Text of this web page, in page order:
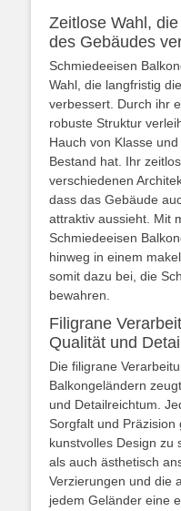
Zeitlose Wahl,
des Gebäudes
Schmiedeeisen
Wahl, die langfristig
verbessert. Durch ihr
robuste Struktur
Hauch von Klasse
Bestand hat. Ihr
verschiedenen
dass das Gebäude
attraktiv aussieht. Mit
Schmiedeeisen
hinweg in einem
somit dazu bei, die
bewahren.
Filigrane
Qualität und
Die filigrane
Balkongeländern
und Detailreichtum.
Sorgfalt und
kunstvolles Design zu
als auch ästhetisch
Verzierungen und die
jedem Geländer eine